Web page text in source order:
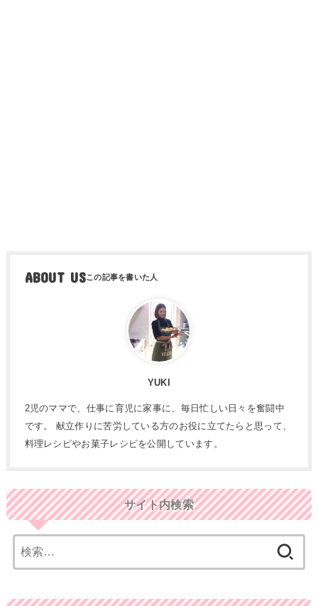
ABOUT US
YUKI
2児のママで、仕事に育児に家事に、毎日忙しい日々を奮闘中
です。 献立作りに苦労している方のお役に立てたらと思って、
料理レシピやお菓子レシピを公開しています。
サイト内検索
索: